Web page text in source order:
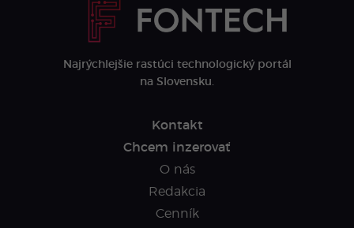
Najrýchlejšie rastúci technologický portál
na Slovensku.
Kontakt
Chcem inzerovať
O nás
Redakcia
Cenník